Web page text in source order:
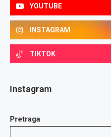
YOUTUBE
INSTAGRAM
TIKTOK
Instagram
Pretraga